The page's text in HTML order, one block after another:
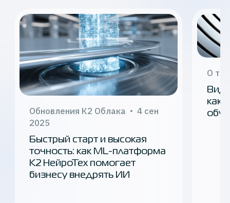
Обновления К2 Облака
4 сен
2025
Быстрый старт и высокая
точность: как ML-платформа
K2 НейроТех помогает
бизнесу внедрять ИИ
О
как